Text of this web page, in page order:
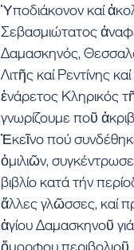
Ὑποδιάκονον καί
Σεβασμιώτατος
Δαμασκηνός,
Λιτῆς καί Ρεντίνης
ἐνάρετος Κληρικός
γνωρίζουμε ποῦ
Ἐκεῖνο πού
ὁμιλιῶν,
βιβλίο κατά τήν
ἄλλες γλῶσσες, καί
ἁγίου Δαμασκηνοῦ